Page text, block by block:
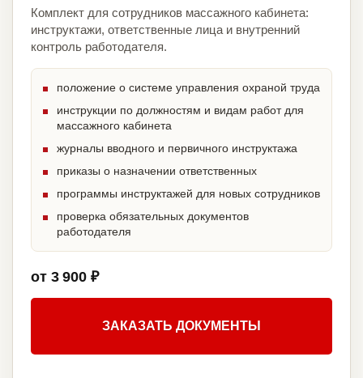
Комплект для сотрудников массажного кабинета:
инструктажи, ответственные лица и внутренний
контроль работодателя.
положение о системе управления охраной труда
инструкции по должностям и видам работ для
массажного кабинета
журналы вводного и первичного инструктажа
приказы о назначении ответственных
программы инструктажей для новых сотрудников
проверка обязательных документов
работодателя
от 3 900 ₽
ЗАКАЗАТЬ ДОКУМЕНТЫ